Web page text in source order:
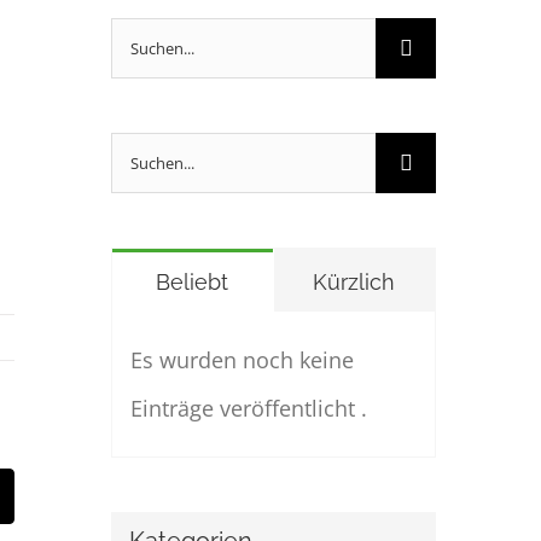
Suche
Suche
Beliebt Kürzlich
Es wurden noch keine
Einträge veröffentlicht .